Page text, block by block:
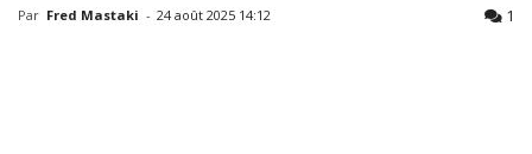
Par Fred Mastaki - 24 août 2025 14:12 1